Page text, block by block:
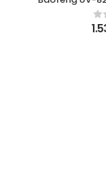
Feneri
Haberleşme